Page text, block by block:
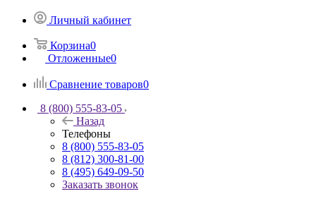
Личный кабинет
Корзина0
Отложенные0
Сравнение товаров0
8 (800) 555-83-05
Назад
Телефоны
8 (800) 555-83-05
8 (812) 300-81-00
8 (495) 649-09-50
Заказать звонок